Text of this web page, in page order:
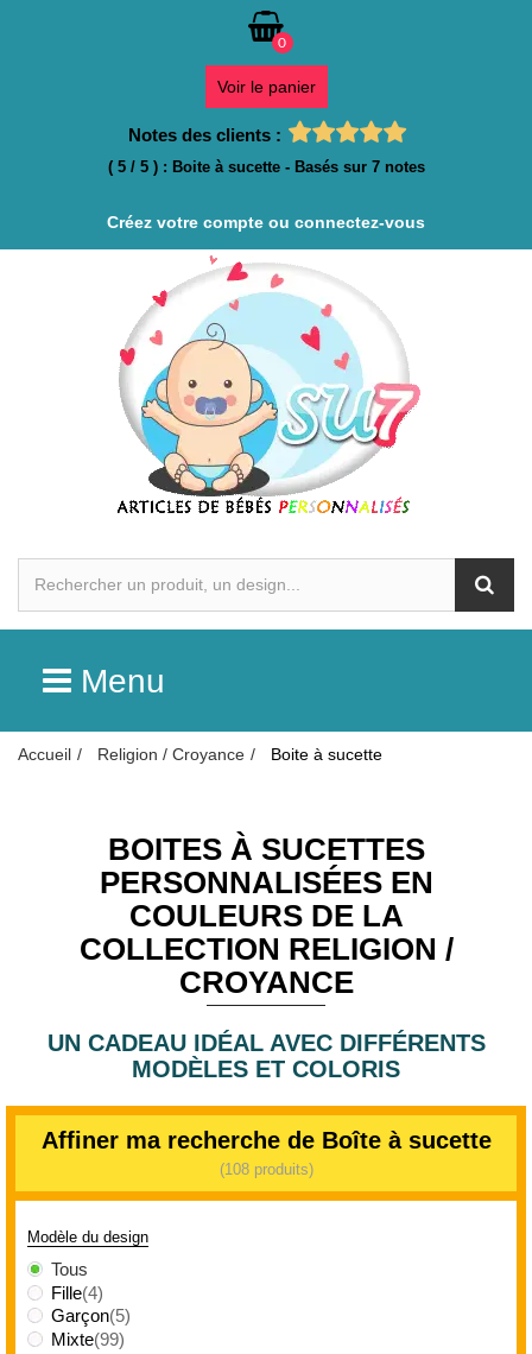
0
Voir le panier
Notes des clients :
( 5/ 5) : Boite à sucette- Basés sur 7notes
Créez votre compte ou connectez-vous
Menu
Accueil Religion / Croyance Boite à sucette
BOITES À SUCETTES
PERSONNALISÉES EN
COULEURS DE LA
COLLECTION RELIGION /
CROYANCE
UN CADEAU IDÉAL AVEC DIFFÉRENTS
MODÈLES ET COLORIS
Affiner ma recherche de Boîte à sucette
(108 produits)
Modèle du design
Tous
Fille(4)
Garçon(5)
Mixte(99)